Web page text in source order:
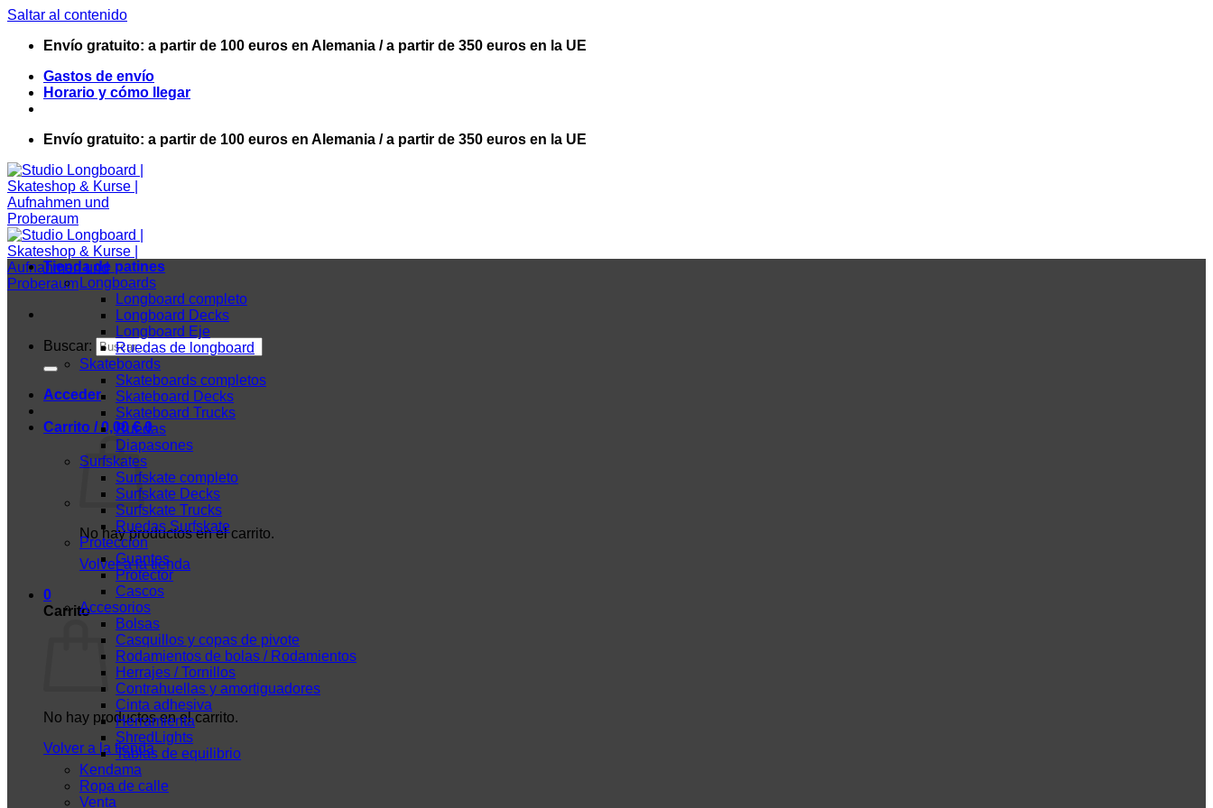
Saltar al contenido
Envío gratuito: a partir de 100 euros en Alemania / a partir de 350 euros en la UE
Gastos de envío
Horario y cómo llegar
Envío gratuito: a partir de 100 euros en Alemania / a partir de 350 euros en la UE
Buscar:
Acceder
Carrito /0,00€ 0
No hay productos en el carrito.
Volver a la tienda
0
Carrito
No hay productos en el carrito.
Volver a la tienda
Tienda de patines
Longboards
Longboard completo
Longboard Decks
Longboard Eje
Ruedas de longboard
Skateboards
Skateboards completos
Skateboard Decks
Skateboard Trucks
Ruedas
Diapasones
Surfskates
Surfskate completo
Surfskate Decks
Surfskate Trucks
Ruedas Surfskate
Protección
Guantes
Protector
Cascos
Accesorios
Bolsas
Casquillos y copas de pivote
Rodamientos de bolas / Rodamientos
Herrajes / Tornillos
Contrahuellas y amortiguadores
Cinta adhesiva
Herramienta
ShredLights
Tablas de equilibrio
Kendama
Ropa de calle
Venta